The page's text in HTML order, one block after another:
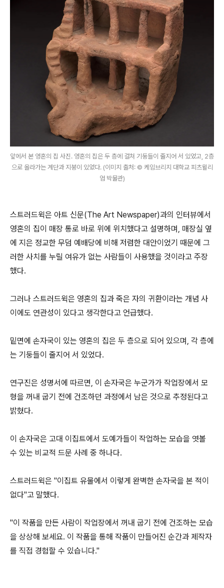
앞에서 본 영혼의 집 사진. 영혼의 집은 두 층에 걸쳐 기둥들이 줄지어 서 있었고, 2층
으로 올라가는 계단과 지붕이 있었다. (이미지 출처: © 케임브리지 대학교 피츠윌리
엄 박물관)
스트러드윅은 아트 신문(The Art Newspaper)과의 인터뷰에서
영혼의 집이 매장 통로 바로 위에 위치했다고 설명하며, 매장실 옆
에 지은 정교한 무덤 예배당에 비해 저렴한 대안이었기 때문에 그
러한 사치를 누릴 여유가 없는 사람들이 사용했을 것이라고 주장
했다.
그러나 스트러드윅은 영혼의 집과 죽은 자의 귀환이라는 개념 사
이에도 연관성이 있다고 생각한다고 언급했다.
밑면에 손자국이 있는 영혼의 집은 두 층으로 되어 있으며, 각 층에
는 기둥들이 줄지어 서 있었다.
연구진은 성명서에 따르면, 이 손자국은 누군가가 작업장에서 모
형을 꺼내 굽기 전에 건조하던 과정에서 남은 것으로 추정된다고
밝혔다.
이 손자국은 고대 이집트에서 도예가들이 작업하는 모습을 엿볼
수 있는 비교적 드문 사례 중 하나다.
스트러드윅은 "이집트 유물에서 이렇게 완벽한 손자국을 본 적이
없다"고 말했다.
"이 작품을 만든 사람이 작업장에서 꺼내 굽기 전에 건조하는 모습
을 상상해 보세요. 이 작품을 통해 작품이 만들어진 순간과 제작자
를 직접 경험할 수 있습니다."